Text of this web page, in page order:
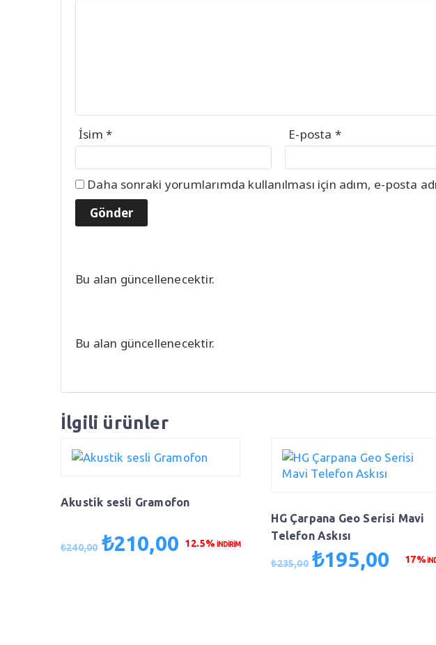
İsim * E-posta *
Daha sonraki yorumlarımda kullanılması için adım, e-posta
Bu alan güncellenecektir.
Bu alan güncellenecektir.
İlgili ürünler
Akustik sesli Gramofon
₺240,00 Orijinal
₺210,00 Şu
12.5% İNDİRİM
HG Çarpana Geo Serisi Mavi
Telefon Askısı
₺235,00 Orijinal
₺195,00 17%